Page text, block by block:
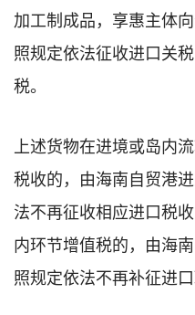
加工制成品，享惠主体
照规定依法征收进口关
税。
上述货物在进境或岛内
税收的，由海南自贸港
法不再征收相应进口税
内环节增值税的，由海
照规定依法不再补征进口